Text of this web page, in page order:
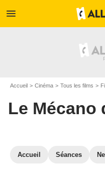
menu
Accueil Cinéma Tous les films
Le Mécano
Accueil Séances